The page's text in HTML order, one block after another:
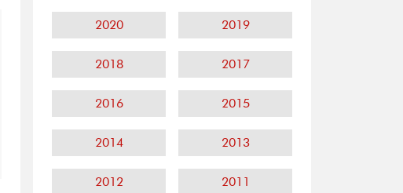
2020 2019
2018 2017
2016 2015
2014 2013
2012 2011